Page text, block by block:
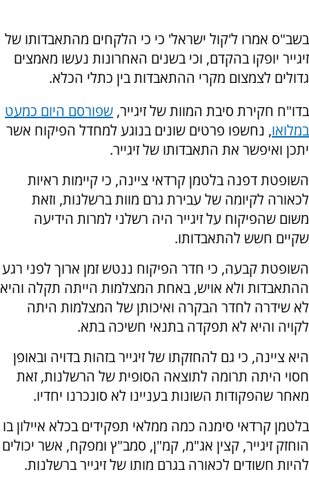
בשב"ס אמרו ל'קול ישראל' כי כי הלקחים מהתאבדותו של
זיגייר יופקו בהקדם, וכי בשנים האחרונות נעשו מאמצים
גדולים לצמצום מקרי ההתאבדות בין כתלי הכלא.
בדו"ח חקירת סיבת המוות של זיגייר, שפורסם היום כמעט
במלואו, נחשפו פרטים שונים בנוגע למחדל הפיקוח אשר
יתכן ואיפשר את התאבדותו של זיגייר.
השופטת דפנה בלטמן קרדאי ציינה, כי קיימות ראיות
לכאורה לקיומה של עבירת גרם מוות ברשלנות, וזאת
משום שהפיקוח על זיגייר היה רשלני למרות הידיעה
שקיים חשש להתאבדותו.
השופטת קבעה, כי חדר הפיקוח ננטש זמן ארוך לפני רגע
ההתאבדות ולא אויש, באחת המצלמות הייתה תקלה והיא
לא שידרה לחדר הבקרה ואיכותן של המצלמות היתה
לקויה והיא לא תפקדה בתנאי חשיכה בתא.
היא ציינה, כי גם להחזקתו של זיגייר בזהות בדויה ובאופן
חסוי היתה תרומה לתוצאה הסופית של הרשלנות, זאת
מאחר שהפקודות השונות בעניינו לא סונכרנו יחדיו.
בלטמן קרדאי סימנה כמה ממלאי תפקידים בכלא איילון בו
הוחזק זיגייר, קצין אג"מ, קמ"ן, סמב"ץ ומפקח, אשר יכולים
להיות חשודים לכאורה בגרם מותו של זיגייר ברשלנות.